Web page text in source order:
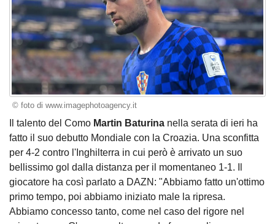
© foto di www.imagephotoagency.it
Il talento del Como Martin Baturina nella serata di ieri ha
fatto il suo debutto Mondiale con la Croazia. Una sconfitta
per 4-2 contro l'Inghilterra in cui però è arrivato un suo
bellissimo gol dalla distanza per il momentaneo 1-1. Il
giocatore ha così parlato a DAZN: "Abbiamo fatto un'ottimo
primo tempo, poi abbiamo iniziato male la ripresa.
Abbiamo concesso tanto, come nel caso del rigore nel